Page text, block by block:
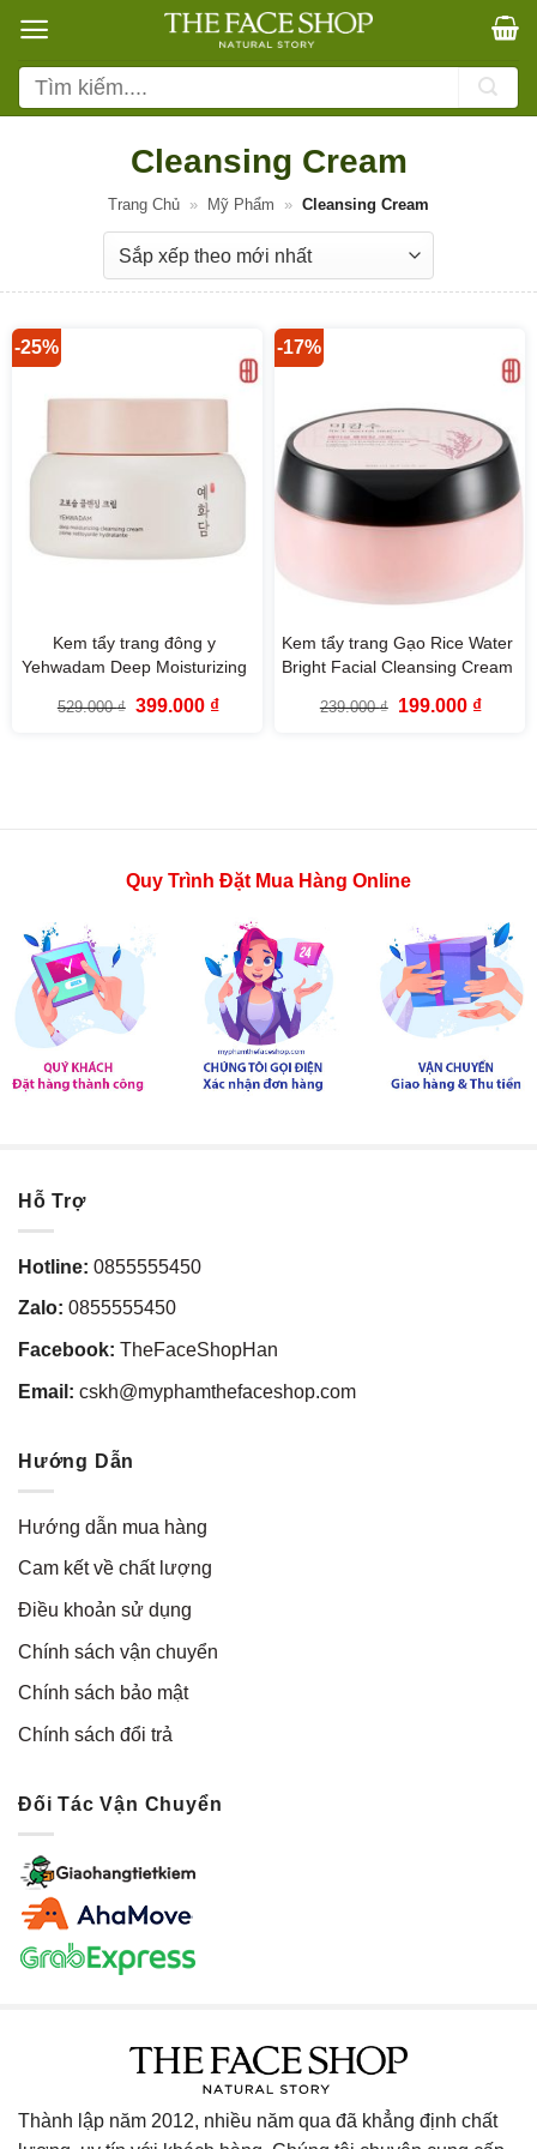
qua
nội
dung
Tìm
kiếm:
Cleansing Cream
Trang Chủ » Mỹ Phẩm » Cleansing Cream
-25%
Kem tẩy trang đông y
Yehwadam Deep Moisturizing
Shop (200ml)
529.000₫ Giá
399.000 ₫Giá
-17%
Kem tẩy trang Gạo Rice Water
Bright Facial Cleansing Cream
239.000₫
Giá
199.000 ₫Giá
Quy Trình Đặt Mua Hàng Online
Hỗ Trợ
Hotline: 0855555450
Zalo: 0855555450
Facebook: TheFaceShopHan
Email: cskh@myphamthefaceshop.com
Hướng Dẫn
Hướng dẫn mua hàng
Cam kết về chất lượng
Điều khoản sử dụng
Chính sách vận chuyển
Chính sách bảo mật
Chính sách đổi trả
Đối Tác Vận Chuyển
Thành lập năm 2012, nhiều năm qua đã khẳng định chất